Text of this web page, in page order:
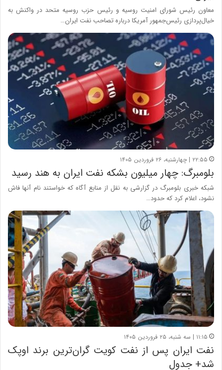
معاون رئیس شورای امنیت روسیه و رئیس حزب روسیه متحد در واکنش به
خیال‌پردازی رئیس‌جمهور آمریکا درباره تصاحب نفت ایران…
۲۲:۵۵ | چهارشنبه، ۲۶ فروردین ۱۴۰۵
بلومبرگ: چهار میلیون بشکه نفت ایران به هند رسید
شبکه خبری بلومبرگ در گزارشی به نقل از منابع آگاه که خواستند نام آنها فاش
نشود، اعلام کرد که حدود…
۱۱:۱۵ | سه شنبه، ۲۵ فروردین ۱۴۰۵
نفت ایران پس از نفت کویت گران‌ترین برند اوپک
شد+ جدول